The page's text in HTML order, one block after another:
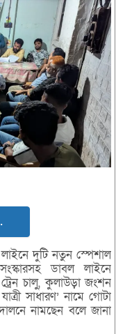
লাইনে দুটি নতুন স্পেশাল
ডাবল লাইনে
চালু, কুলাউড়া জংশন
সাধারণ’ নামে গোটা
নামছেন বলে জানা